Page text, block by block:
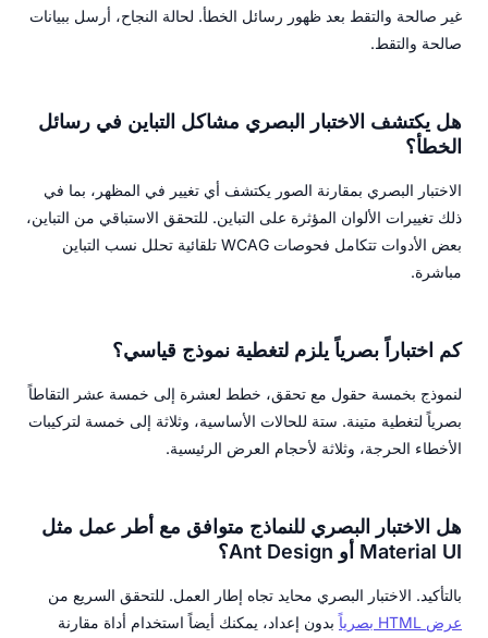
غير صالحة والتقط بعد ظهور رسائل الخطأ. لحالة النجاح، أرسل ببيانات
صالحة والتقط.
هل يكتشف الاختبار البصري مشاكل التباين في رسائل
الخطأ؟
الاختبار البصري بمقارنة الصور يكتشف أي تغيير في المظهر، بما في
ذلك تغييرات الألوان المؤثرة على التباين. للتحقق الاستباقي من التباين،
بعض الأدوات تتكامل فحوصات WCAG تلقائية تحلل نسب التباين
مباشرة.
كم اختباراً بصرياً يلزم لتغطية نموذج قياسي؟
لنموذج بخمسة حقول مع تحقق، خطط لعشرة إلى خمسة عشر التقاطاً
بصرياً لتغطية متينة. ستة للحالات الأساسية، وثلاثة إلى خمسة لتركيبات
الأخطاء الحرجة، وثلاثة لأحجام العرض الرئيسية.
هل الاختبار البصري للنماذج متوافق مع أطر عمل مثل
Material UI أو Ant Design؟
بالتأكيد. الاختبار البصري محايد تجاه إطار العمل. للتحقق السريع من
عرض HTML بصرياً
بدون إعداد، يمكنك أيضاً استخدام أداة مقارنة